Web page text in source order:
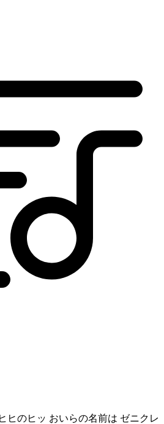
ヒのヒッ おいらの名前は ゼニクレ